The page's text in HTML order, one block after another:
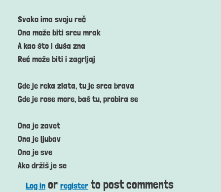
Svako ima svoju reč
Ona može biti srcu mrak
A kao što i duša zna
Reć može biti i zagrljaj
Gde je reka zlata, tu je srca brava
Gde je rose more, baš tu, probira se
Ona je zavet
Ona je ljubav
Ona je sve
Ako držiš je se
Log in or register to post comments